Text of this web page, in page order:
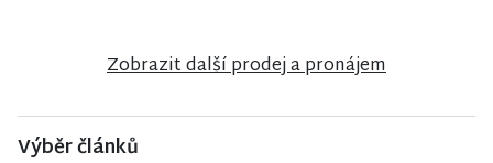
Zobrazit další prodej a pronájem
Výběr článků